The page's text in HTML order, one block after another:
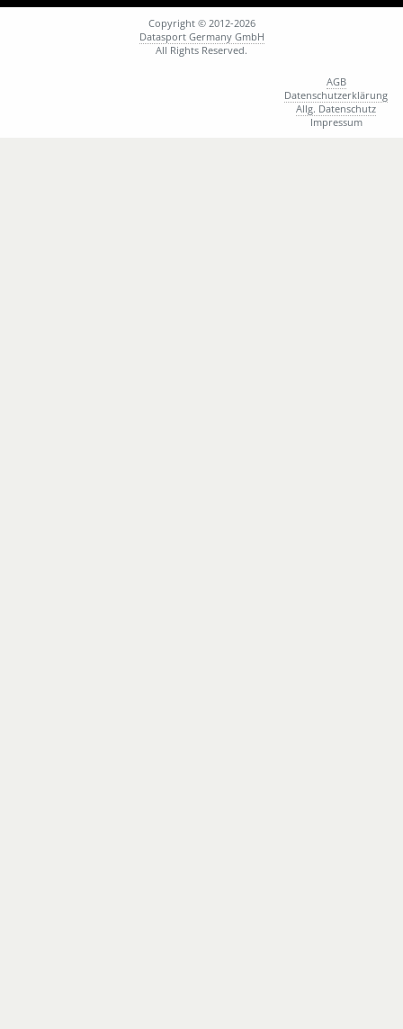
574
M
Bachmann Yannic
W
Bader Anna
Baier Yannic
Copyright © 2012-2026
Datasport Germany GmbH
All Rights Reserved.
AGB
Datenschutzerklärung
Allg. Datenschutz
Impressum